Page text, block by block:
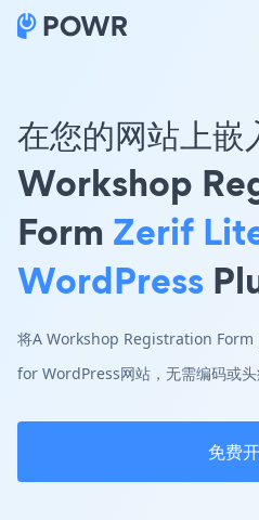
在您的网站上嵌
Workshop
Form Zerif
WordPress
将A Workshop Registration
for WordPress网站，无需编码或头
免费